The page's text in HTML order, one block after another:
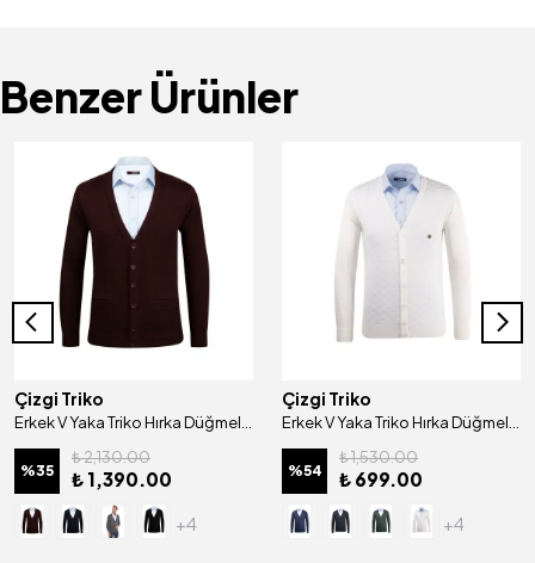
Benzer Ürünler
Çizgi Triko
Erkek V Yaka Triko Hırka Düğmeli Cep Detaylı Desenli Çelik Örgü Klasik Kalıp - 4241M
%35
₺ 2,130.00
₺ 1,390.00
+4
Çizgi Triko
Erkek V Yaka Triko Hırka Düğmeli Desenli Çelik Örgü Regular Kalıp -4835M
%54
₺ 1,530.00
₺ 699.00
+4